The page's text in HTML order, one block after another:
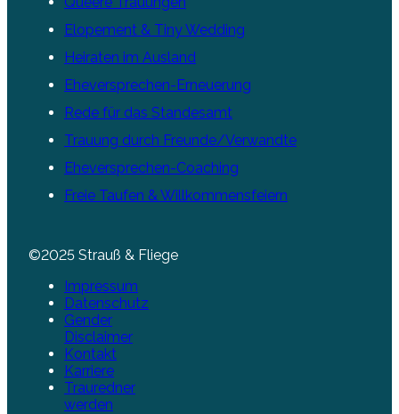
Elopement & Tiny Wedding
Heiraten im Ausland
Eheversprechen-Erneuerung
Rede für das Standesamt
Trauung durch Freunde/Verwandte
Eheversprechen-Coaching
Freie Taufen & Willkommensfeiern
©2025 Strauß & Fliege
Impressum
Datenschutz
Gender
Disclaimer
Kontakt
Karriere
Trauredner
werden